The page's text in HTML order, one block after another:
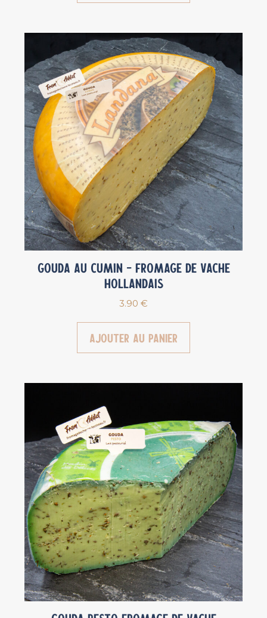
Gouda au cumin – Fromage de vache
Hollandais
3.90 €
Ajouter au panier